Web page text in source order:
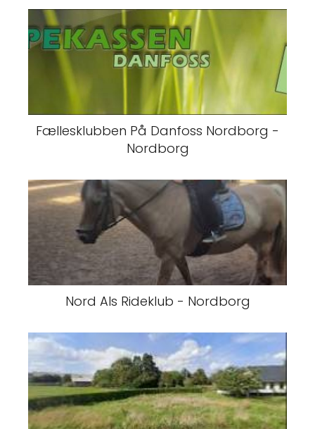
Fællesklubben På Danfoss Nordborg -
Nordborg
Nord Als Rideklub - Nordborg